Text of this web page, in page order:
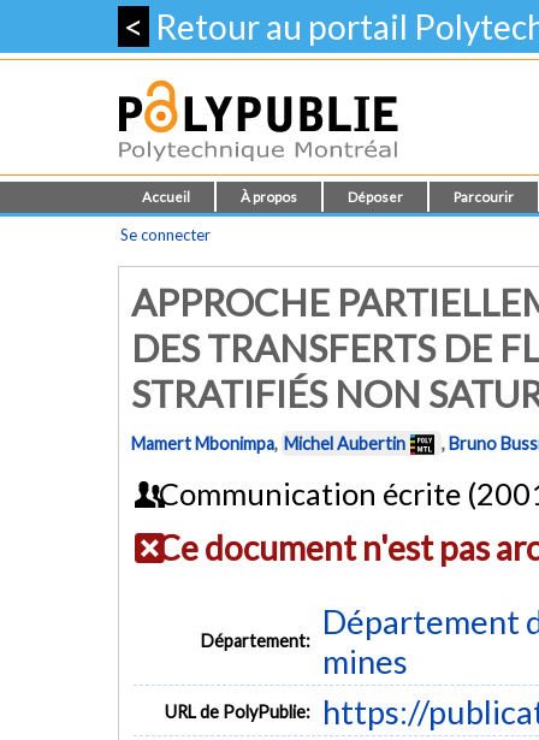
< Retour au portail
Accueil À propos Déposer Parcourir
Se connecter
APPROCHE
DES TRANSFERTS DE
STRATIFIÉS NON
Mamert Mbonimpa, Michel Aubertin ,Bruno
Communication écrite
Ce document n'est pas
Département:
Département
mines
URL de PolyPublie: https://